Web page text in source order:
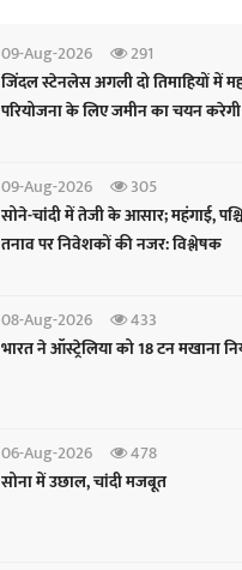
09-Aug-2026
291
जिंदल स्टेनलेस अगली दो तिमाहियों में
परियोजना के लिए जमीन का चयन करेगी
09-Aug-2026
305
सोने-चांदी में तेजी के आसार; महंगाई,
तनाव पर निवेशकों की नजर: विश्लेषक
08-Aug-2026
433
भारत ने ऑस्ट्रेलिया को 18 टन मखाना
06-Aug-2026
478
सोना में उछाल, चांदी मजबूत